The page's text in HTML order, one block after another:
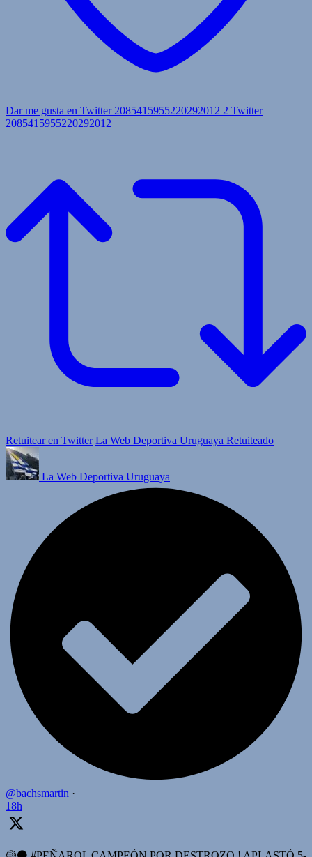
Dar me gusta en Twitter 2085415955220292012 2 Twitter
2085415955220292012
Retuitear en Twitter La Web Deportiva Uruguaya Retuiteado
La Web Deportiva Uruguaya
@bachsmartin ·
18h